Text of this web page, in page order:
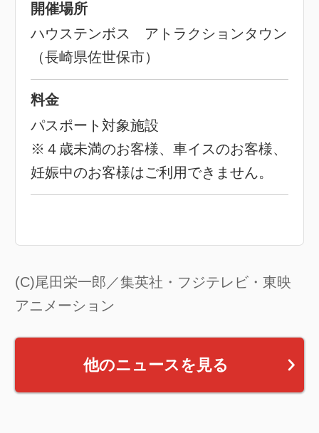
開催場所
ハウステンボス アトラクションタウン
（長崎県佐世保市）
料金
パスポート対象施設
※４歳未満のお客様、車イスのお客様、
妊娠中のお客様はご利用できません。
(C)尾田栄一郎／集英社・フジテレビ・東映
アニメーション
他のニュースを見る